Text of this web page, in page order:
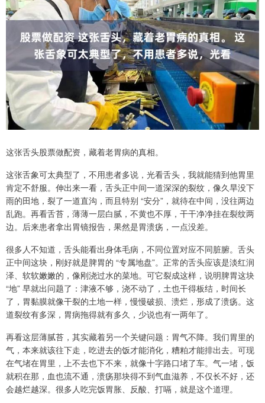
这张舌头股票做配资，藏着老胃病的真相。
这张舌象可太典型了，不用患者多说，光看舌头，我就能猜到他胃里
肯定不舒服。伸出来一看，舌头正中间一道深深的裂纹，像久旱没下
雨的田地，裂了一道直沟，而且特别 “安分”，就待在中间，没往两边
乱跑。再看舌苔，薄薄一层白腻，不黄也不厚，干干净净挂在裂纹两
边。后来患者拿出胃镜报告，果然是胃溃疡，一点没差。
很多人不知道，舌头能看出身体毛病，不同位置对应不同脏腑。舌头
正中间这块，刚好就是脾胃的 “专属地盘”。正常的舌头应该是淡红润
泽、软软嫩嫩的，像刚浇过水的菜地。可它裂成这样，说明脾胃这块
“地” 早就出问题了：津液不够，浇不动了，土也干得板结，时间长
了，胃黏膜就像干裂的土地一样，慢慢破损、溃烂，形成了溃疡。这
道裂纹有多深，胃病拖得就有多久，少说也有一两年了。
再看这层薄腻苔，其实藏着另一个关键问题：胃气不降。我们胃里的
气，本来就该往下走，吃进去的饭才能消化，糟粕才能排出去。可现
在气堵在胃里，上不去也下不来，就像十字路口堵了车。气一堵，饭
就积在那，血也流不通，溃疡那块得不到气血滋养，不仅长不好，还
会越烂越深。很多人吃完饭胃胀、反酸、打嗝，就是这个道理。